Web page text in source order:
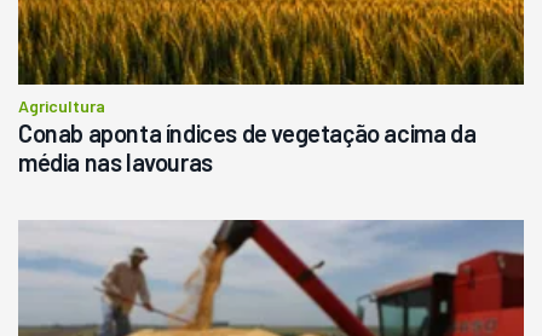
Agricultura
Conab aponta índices de vegetação acima da
média nas lavouras